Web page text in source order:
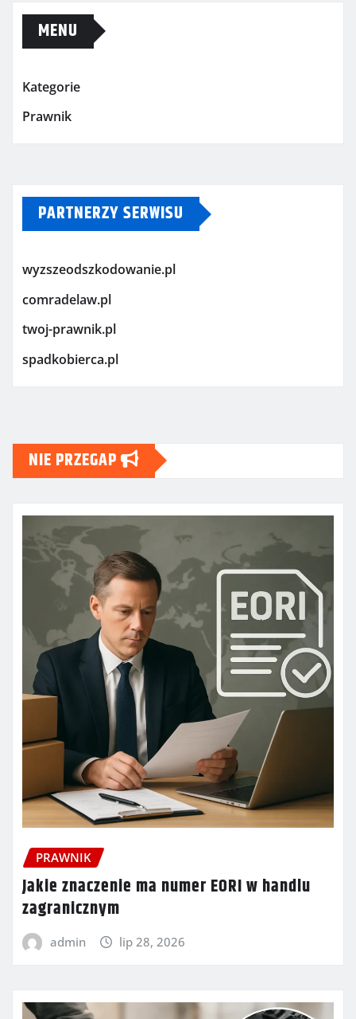
MENU
Kategorie
Prawnik
PARTNERZY SERWISU
wyzszeodszkodowanie.pl
comradelaw.pl
twoj-prawnik.pl
spadkobierca.pl
NIE PRZEGAP
PRAWNIK
Jakie znaczenie ma numer EORI w handlu
zagranicznym
admin lip 28, 2026